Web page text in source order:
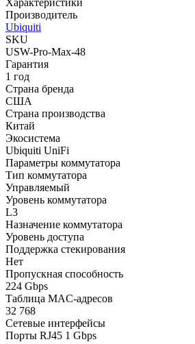
Производитель
Ubiquiti
SKU
USW-Pro-Max-48
Гарантия
1 год
Страна бренда
США
Страна производства
Китай
Экосистема
Ubiquiti UniFi
Параметры коммутатора
Тип коммутатора
Управляемый
Уровень коммутатора
L3
Назначение коммутатора
Уровень доступа
Поддержка стекирования
Нет
Пропускная способность
224 Gbps
Таблица MAC-адресов
32 768
Сетевые интерфейсы
Порты RJ45 1 Gbps